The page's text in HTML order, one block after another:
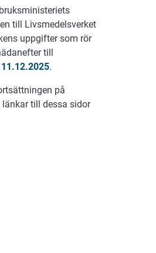
till Livsmedelsverket
uppgifter som rör
till
.
på
till dessa sidor